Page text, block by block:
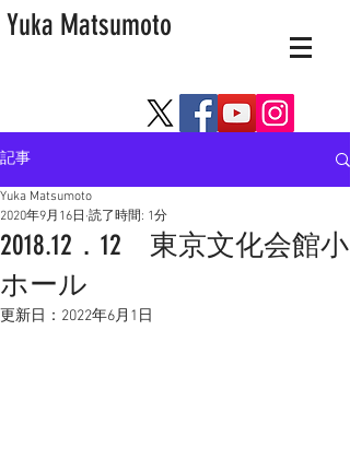
Yuka Matsumoto
記事
2018.12．12 東京文化会館小
ホール
Yuka Matsumoto
2020年9月16日 読了時間: 1分
更新日： 2022年6月1日